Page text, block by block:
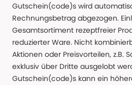
Gutschein(code)s wird
Rechnungsbetrag abgezogen.
Gesamtsortiment rezeptfreier
reduzierter Ware. Nicht
Aktionen oder Preisvorteilen, z.B.
exklusiv über Dritte ausgelobt
Gutschein(code)s kann ein